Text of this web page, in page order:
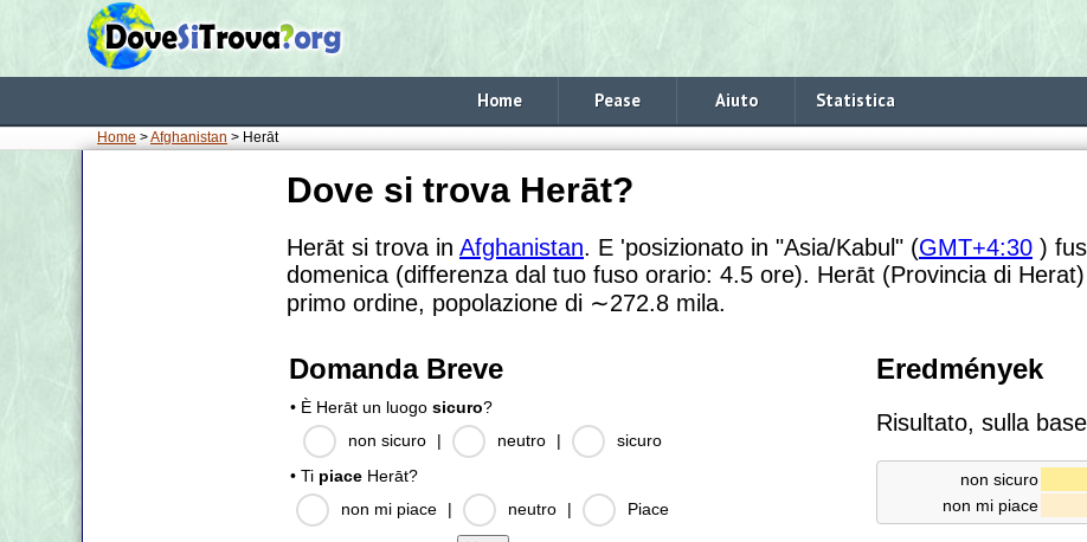
Home Pease Aiuto Statistica
Home >Afghanistan > Herāt
Dove si trova Herāt?
Herāt si trova in Afghanistan. E 'posizionato in "Asia/Kabul" (GMT+4:30 )
domenica (differenza dal tuo fuso orario: 4.5 ore). Herāt (Provincia di
primo ordine, popolazione di ∼272.8 mila.
Domanda Breve
• È Herāt un luogo sicuro?
non sicuro
| neutro |
sicuro
• Ti piace Herāt?
non mi piace
| neutro | Piace
Eredmények
Risultato, sulla
non sicuro
non mi piace